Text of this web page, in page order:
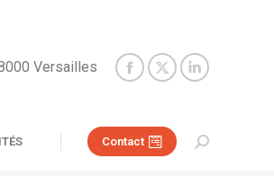
Versailles
Contact
Recherche